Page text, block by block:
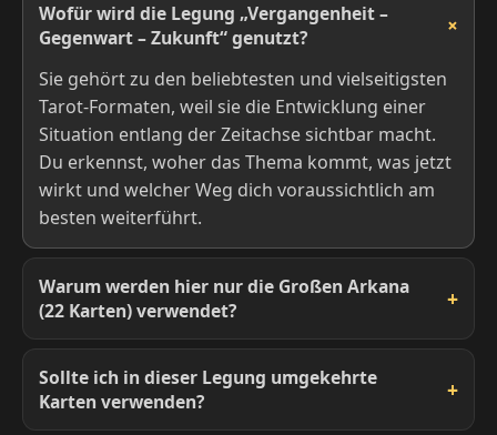
Wofür wird die Legung „Vergangenheit –
Gegenwart – Zukunft“ genutzt?
Sie gehört zu den beliebtesten und vielseitigsten
Tarot-Formaten, weil sie die Entwicklung einer
Situation entlang der Zeitachse sichtbar macht.
Du erkennst, woher das Thema kommt, was jetzt
wirkt und welcher Weg dich voraussichtlich am
besten weiterführt.
Warum werden hier nur die Großen Arkana
(22 Karten) verwendet?
Sollte ich in dieser Legung umgekehrte
Karten verwenden?